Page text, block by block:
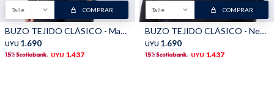
Talle COMPRAR
BUZO TEJIDO CLÁSICO - Marino
UYU 1.690
UYU 1.437
Talle COMPRAR
BUZO TEJIDO CLÁSICO - Negro
UYU 1.690
UYU 1.437